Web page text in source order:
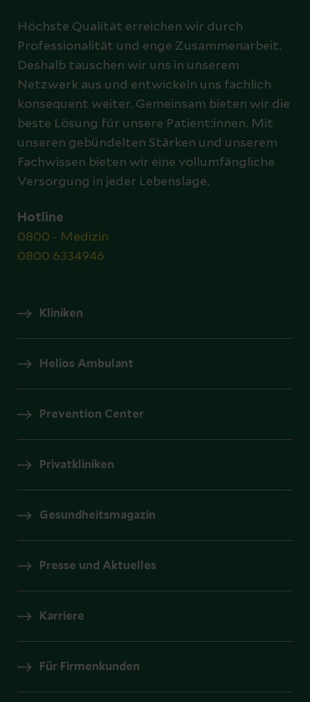
Höchste Qualität erreichen wir durch
Professionalität und enge Zusammenarbeit.
Deshalb tauschen wir uns in unserem
Netzwerk aus und entwickeln uns fachlich
konsequent weiter. Gemeinsam bieten wir die
beste Lösung für unsere Patient:innen. Mit
unseren gebündelten Stärken und unserem
Fachwissen bieten wir eine vollumfängliche
Versorgung in jeder Lebenslage.
Hotline
0800 - Medizin
0800 6334946
Kliniken
Helios Ambulant
Prevention Center
Privatkliniken
Gesundheitsmagazin
Presse und Aktuelles
Karriere
Für Firmenkunden